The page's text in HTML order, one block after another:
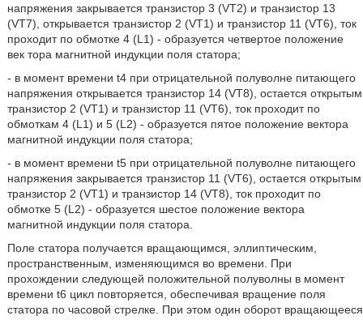
напряжения закрывается транзистор 3 (VT2) и транзистор 13
(VT7), открывается транзистор 2 (VT1) и транзистор 11 (VT6), ток
проходит по обмотке 4 (L1) - образуется четвертое положение
век тора магнитной индукции поля статора;
- в момент времени t4 при отрицательной полуволне питающего
напряжения открывается транзистор 14 (VT8), остается открытым
транзистор 2 (VT1) и транзистор 11 (VT6), ток проходит по
обмоткам 4 (L1) и 5 (L2) - образуется пятое положение вектора
магнитной индукции поля статора;
- в момент времени t5 при отрицательной полуволне питающего
напряжения закрывается транзистор 11 (VT6), остается открытым
транзистор 2 (VT1) и транзистор 14 (VT8), ток проходит по
обмотке 5 (L2) - образуется шестое положение вектора
магнитной индукции поля статора.
Поле статора получается вращающимся, эллиптическим,
пространственным, изменяющимся во времени. При
прохождении следующей положительной полуволны в момент
времени t6 цикл повторяется, обеспечивая вращение поля
статора по часовой стрелке. При этом один оборот вращающееся